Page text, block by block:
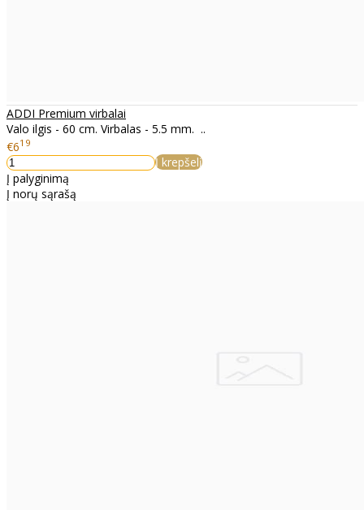
ADDI Premium virbalai
Valo ilgis - 60 cm. Virbalas - 5.5 mm. ..
€619
Į krepšelį
Į palyginimą
Į norų sąrašą